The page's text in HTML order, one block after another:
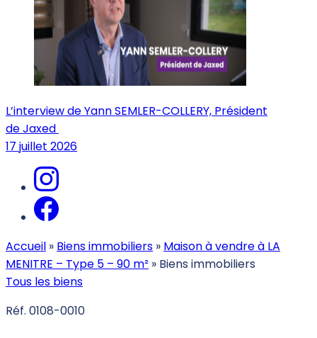
L’interview de Yann SEMLER-COLLERY, Président
de Jaxed
17 juillet 2026
Accueil » Biens immobiliers » Maison à vendre à LA
MENITRE – Type 5 – 90 m² » Biens immobiliers
Tous les biens
Réf. 0108-0010